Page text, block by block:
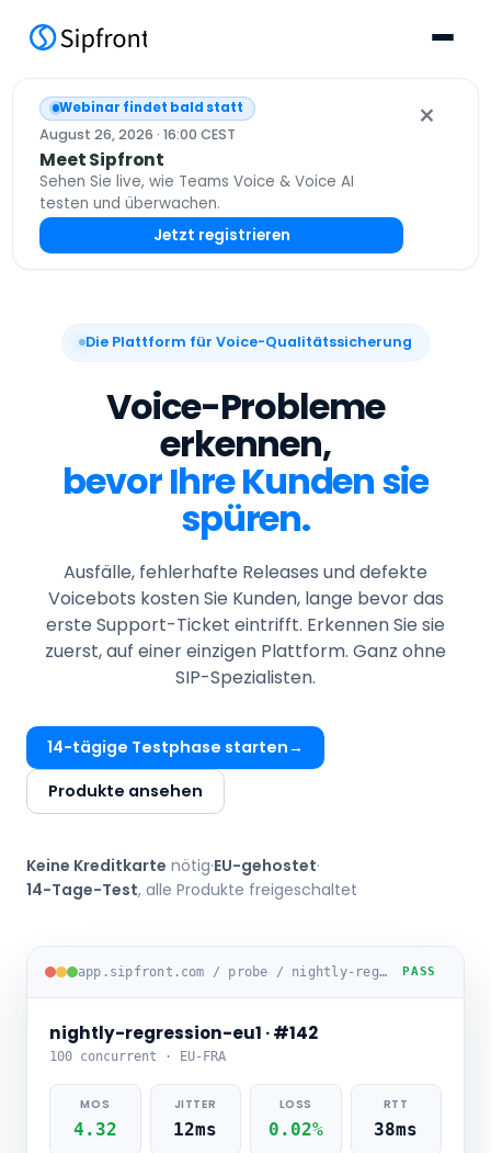
Webinar findet bald statt
August 26, 2026 · 16:00 CEST
Meet Sipfront
Sehen Sie live, wie Teams Voice & Voice AI
testen und überwachen.
Jetzt registrieren
×
Die Plattform für Voice-Qualitätssicherung
Voice-Probleme
erkennen,
bevor Ihre Kunden sie
spüren.
Ausfälle, fehlerhafte Releases und defekte
Voicebots kosten Sie Kunden, lange bevor das
erste Support-Ticket eintrifft. Erkennen Sie sie
zuerst, auf einer einzigen Plattform. Ganz ohne
SIP-Spezialisten.
14-tägige Testphase starten
Produkte ansehen
Keine Kreditkarte nötig·EU-gehostet·
14-Tage-Test, alle Produkte freigeschaltet
app.sipfront.com / probe / nightly-regression-eu1 PASS
nightly-regression-eu1 · #142
100 concurrent · EU-FRA
MOS
4.32
JITTER
12ms
LOSS
0.02%
RTT
38ms